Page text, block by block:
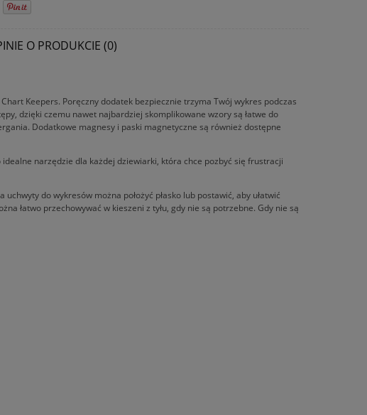
O PRODUKCIE (0)
Keepers. Poręczny dodatek bezpiecznie trzyma Twój wykres podczas
dzięki czemu nawet najbardziej skomplikowane wzory są łatwe do
Dodatkowe magnesy i paski magnetyczne są również dostępne
narzędzie dla każdej dziewiarki, która chce pozbyć się frustracji
do wykresów można położyć płasko lub postawić, aby ułatwić
łatwo przechowywać w kieszeni z tyłu, gdy nie są potrzebne. Gdy nie są